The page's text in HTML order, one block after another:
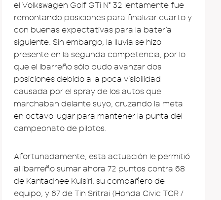
el Volkswagen Golf GTi Nº 32 lentamente fue
remontando posiciones para finalizar cuarto y
con buenas expectativas para la batería
siguiente. Sin embargo, la lluvia se hizo
presente en la segunda competencia, por lo
que el ibarreño sólo pudo avanzar dos
posiciones debido a la poca visibilidad
causada por el spray de los autos que
marchaban delante suyo, cruzando la meta
en octavo lugar para mantener la punta del
campeonato de pilotos.
Afortunadamente, esta actuación le permitió
al ibarreño sumar ahora 72 puntos contra 68
de Kantadhee Kuisiri, su compañero de
equipo, y 67 de Tin Sritrai (Honda Civic TCR /